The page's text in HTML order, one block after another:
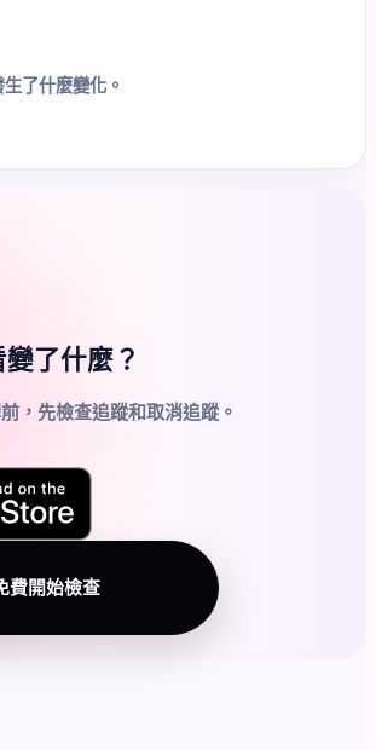
了什麼變化。
了什麼？
，先檢查追蹤和取消追蹤。
費開始檢查